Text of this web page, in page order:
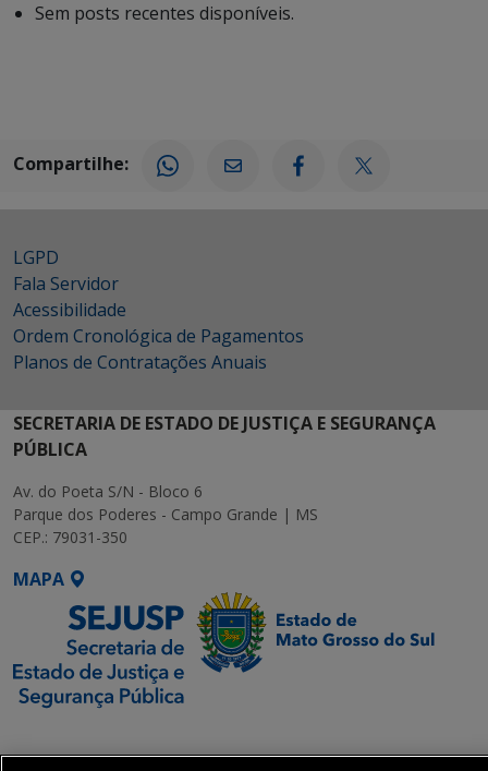
Sem posts recentes disponíveis.
Compartilhe:
LGPD
Fala Servidor
Acessibilidade
Ordem Cronológica de Pagamentos
Planos de Contratações Anuais
SECRETARIA DE ESTADO DE JUSTIÇA E SEGURANÇA
PÚBLICA
Av. do Poeta S/N - Bloco 6
Parque dos Poderes - Campo Grande | MS
CEP.: 79031-350
MAPA
Executiva de